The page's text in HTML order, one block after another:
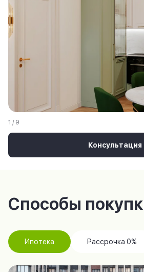
Консультация
1 / 9
Способы
Ипотека Рассрочка 0%